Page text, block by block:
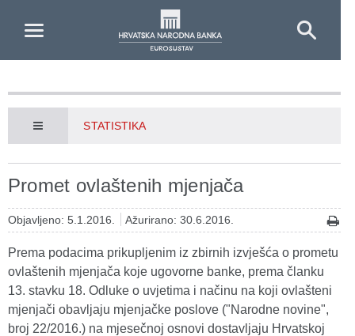
STATISTIKA
Promet ovlaštenih mjenjača
Objavljeno: 5.1.2016. Ažurirano: 30.6.2016.
Prema podacima prikupljenim iz zbirnih izvješća o prometu
ovlaštenih mjenjača koje ugovorne banke, prema članku
13. stavku 18. Odluke o uvjetima i načinu na koji ovlašteni
mjenjači obavljaju mjenjačke poslove ("Narodne novine",
broj 22/2016.) na mjesečnoj osnovi dostavljaju Hrvatskoj